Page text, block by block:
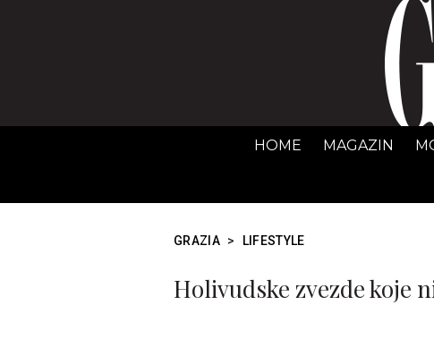
HOME MAGAZIN
GRAZIA > LIFESTYLE
Holivudske zvezde koje